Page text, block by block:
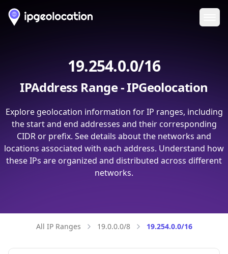
19.254.0.0/16
IPAddress Range - IPGeolocation
Explore geolocation information for IP ranges, including
the start and end addresses and their corresponding
CIDR or prefix. See details about the networks and
locations associated with each address. Understand how
these IPs are organized and distributed across different
networks.
All IP Ranges 19.0.0.0/8 19.254.0.0/16